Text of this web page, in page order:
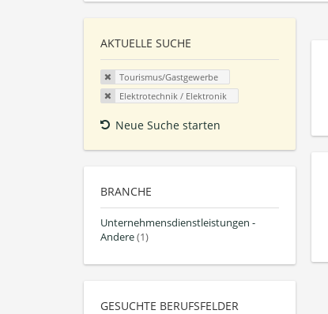
AKTUELLE SUCHE
Tourismus/Gastgewerbe
Elektrotechnik / Elektronik
Neue Suche starten
BRANCHE
Unternehmensdienstleistungen -
Andere(1)
GESUCHTE BERUFSFELDER